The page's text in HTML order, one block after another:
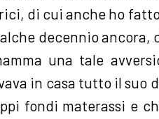
di cui anche ho
decennio ancora,
una tale
in casa tutto il suo
fondi materassi e